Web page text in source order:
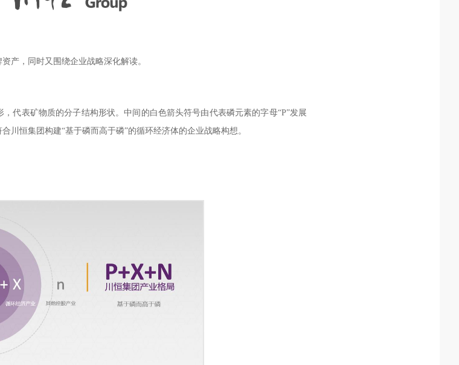
产，同时又围绕企业战略深化解读。
代表矿物质的分子结构形状。中间的白色箭头符号由代表磷元素的字母“P”发展
川恒集团构建“基于磷而高于磷”的循环经济体的企业战略构想。